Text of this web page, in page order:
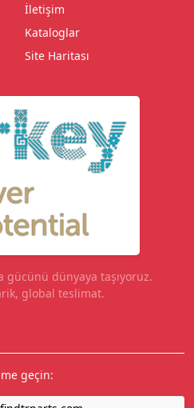
İletişim
Kataloglar
Site Haritası
gücünü dünyaya taşıyoruz.
global teslimat.
geçin: